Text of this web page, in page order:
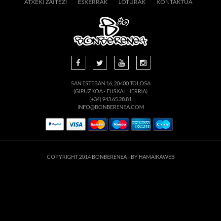
ATXEKI ZAITEZ! ESKERRAK LOTURAK KONTAKTUA
SAN ESTEBAN 16, 20400 TOLOSA
(GIPUZKOA - EUSKAL HERRIA)
(+34) 943.65.28.81
INFO@BONBERENEA.COM
COPYRIGHT 2014 BONBERENEA - BY HAMAIKAWEB